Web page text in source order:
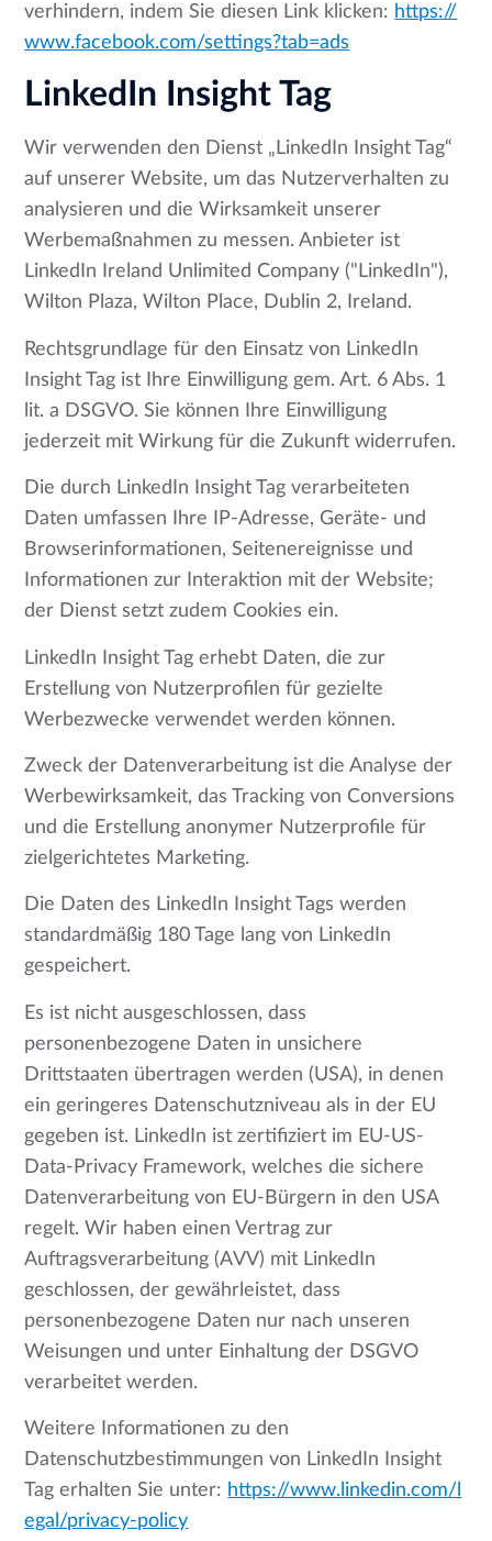
verhindern, indem Sie diesen Link klicken: https://
www.facebook.com/settings?tab=ads
LinkedIn Insight Tag
Wir verwenden den Dienst „LinkedIn Insight Tag“
auf unserer Website, um das Nutzerverhalten zu
analysieren und die Wirksamkeit unserer
Werbemaßnahmen zu messen. Anbieter ist
LinkedIn Ireland Unlimited Company ("LinkedIn"),
Wilton Plaza, Wilton Place, Dublin 2, Ireland.
Rechtsgrundlage für den Einsatz von LinkedIn
Insight Tag ist Ihre Einwilligung gem. Art. 6 Abs. 1
lit. a DSGVO. Sie können Ihre Einwilligung
jederzeit mit Wirkung für die Zukunft widerrufen.
Die durch LinkedIn Insight Tag verarbeiteten
Daten umfassen Ihre IP-Adresse, Geräte- und
Browserinformationen, Seitenereignisse und
Informationen zur Interaktion mit der Website;
der Dienst setzt zudem Cookies ein.
LinkedIn Insight Tag erhebt Daten, die zur
Erstellung von Nutzerprofilen für gezielte
Werbezwecke verwendet werden können.
Zweck der Datenverarbeitung ist die Analyse der
Werbewirksamkeit, das Tracking von Conversions
und die Erstellung anonymer Nutzerprofile für
zielgerichtetes Marketing.
Die Daten des LinkedIn Insight Tags werden
standardmäßig 180 Tage lang von LinkedIn
gespeichert.
Es ist nicht ausgeschlossen, dass
personenbezogene Daten in unsichere
Drittstaaten übertragen werden (USA), in denen
ein geringeres Datenschutzniveau als in der EU
gegeben ist. LinkedIn ist zertifiziert im EU-US-
Data-Privacy Framework, welches die sichere
Datenverarbeitung von EU-Bürgern in den USA
regelt. Wir haben einen Vertrag zur
Auftragsverarbeitung (AVV) mit LinkedIn
geschlossen, der gewährleistet, dass
personenbezogene Daten nur nach unseren
Weisungen und unter Einhaltung der DSGVO
verarbeitet werden.
Weitere Informationen zu den
Datenschutzbestimmungen von LinkedIn Insight
Tag erhalten Sie unter: https://www.linkedin.com/l
egal/privacy-policy